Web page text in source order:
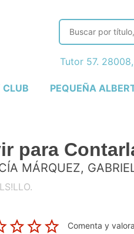
CLUB PEQUEÑA
Tutor 57.
para
MÁRQUEZ,
Comenta y